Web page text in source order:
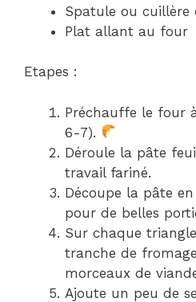
Spatule ou cuillère
Plat allant au four
Etapes :
Préchauffe le four
6-7).
Déroule la pâte
travail fariné.
Découpe la pâte
pour de belles
Sur chaque
tranche de
morceaux de
Ajoute un peu de